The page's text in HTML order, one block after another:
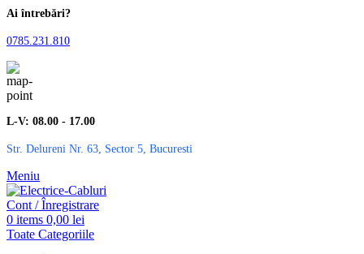
Ai întrebări?
0785.231.810
L-V: 08.00 - 17.00
Str. Delureni Nr. 63, Sector 5, Bucuresti
Meniu
Cont / Înregistrare
0 items 0,00 lei
Toate Categoriile